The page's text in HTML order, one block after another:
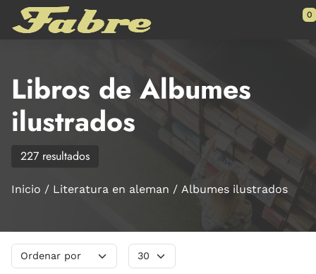
Saltar al contenido principal
0
Libros de Albumes
ilustrados
227 resultados
Inicio Literatura en aleman Albumes ilustrados